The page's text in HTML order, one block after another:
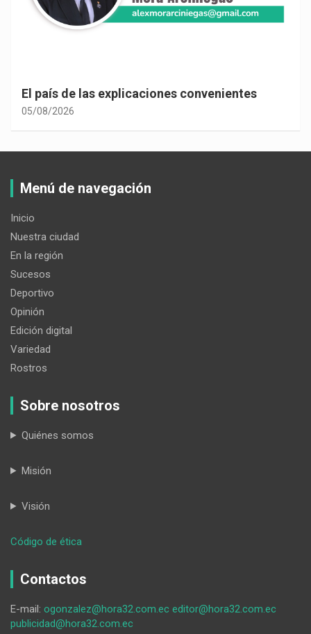
El país de las explicaciones convenientes
05/08/2026
Menú de navegación
Inicio
Nuestra ciudad
En la región
Sucesos
Deportivo
Opinión
Edición digital
Variedad
Rostros
Sobre nosotros
Quiénes somos
Misión
Visión
Código de ética
Jesús
hoy
entre
Contactos
E-mail: ogonzalez@hora32.com.ec editor@hora32.com.ec
publicidad@hora32.com.ec